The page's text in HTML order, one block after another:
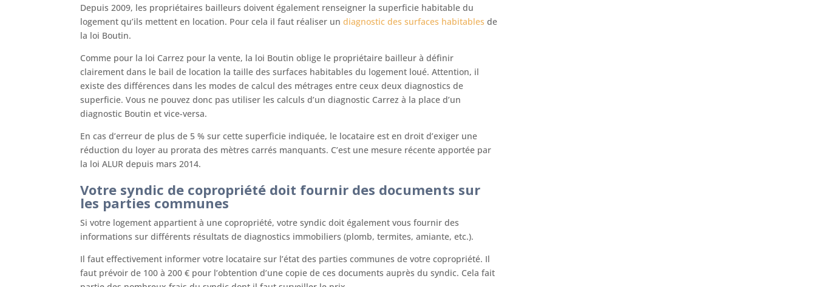
Depuis 2009, les propriétaires bailleurs doivent également renseigner la superficie habitable du
logement qu’ils mettent en location. Pour cela il faut réaliser un diagnostic des surfaces habitables de
la loi Boutin.
Comme pour la loi Carrez pour la vente, la loi Boutin oblige le propriétaire bailleur à définir
clairement dans le bail de location la taille des surfaces habitables du logement loué. Attention, il
existe des différences dans les modes de calcul des métrages entre ceux deux diagnostics de
superficie. Vous ne pouvez donc pas utiliser les calculs d’un diagnostic Carrez à la place d’un
diagnostic Boutin et vice-versa.
En cas d’erreur de plus de 5 % sur cette superficie indiquée, le locataire est en droit d’exiger une
réduction du loyer au prorata des mètres carrés manquants. C’est une mesure récente apportée par
la loi ALUR depuis mars 2014.
Votre syndic de copropriété doit fournir des documents sur
les parties communes
Si votre logement appartient à une copropriété, votre syndic doit également vous fournir des
informations sur différents résultats de diagnostics immobiliers (plomb, termites, amiante, etc.).
Il faut effectivement informer votre locataire sur l’état des parties communes de votre copropriété. Il
faut prévoir de 100 à 200 € pour l’obtention d’une copie de ces documents auprès du syndic. Cela fait